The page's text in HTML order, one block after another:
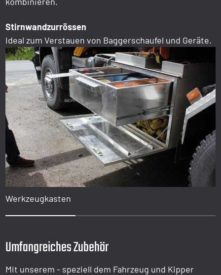
Stirnwandzurrössen
Ideal zum Verstauen von Baggerschaufel und Geräte.
Werkzeugkasten
1 2 3
Umfangreiches Zubehör
Mit unserem - speziell dem Fahrzeug und Kipper